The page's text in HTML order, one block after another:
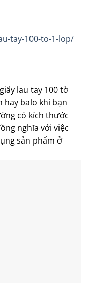
tay-100-to-1-lop/
lau tay 100 tờ
hay balo khi bạn
có kích thước
nghĩa với việc
sản phẩm ở